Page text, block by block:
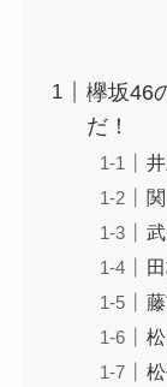
欅坂46
だ！